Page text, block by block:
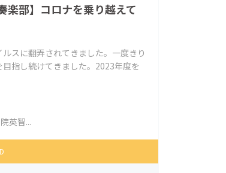
楽部】コロナを乗り越えて
スに翻弄されてきました。一度きり
指し続けてきました。2023年度を
英智...